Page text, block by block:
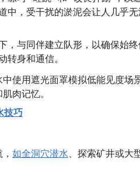
中，受干扰的淤泥会让人几乎
，与同伴建立队形，以确保始
转身和通信。
使用遮光面罩模拟低能见度
肉记忆。
技巧
如全洞穴潜水、探索矿井或大